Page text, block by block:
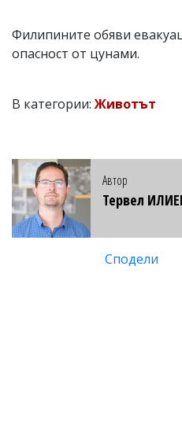
Филипините обяви
опасност от цунами.
В категории:Животът
Автор
Тервел
Сподели